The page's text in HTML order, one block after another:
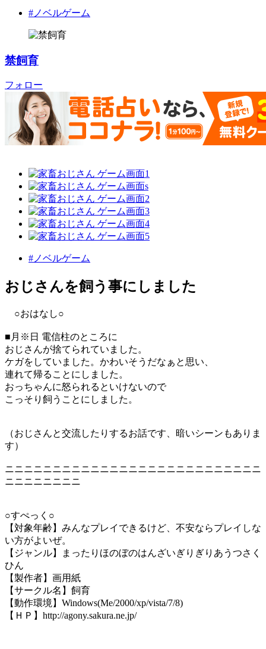
#ノベルゲーム
禁飼育
フォロー
#ノベルゲーム
おじさんを飼う事にしました
○おはなし○
■月※日 電信柱のところに
おじさんが捨てられていました。
ケガをしていました。かわいそうだなぁと思い、
連れて帰ることにしました。
おっちゃんに怒られるといけないので
こっそり飼うことにしました。
（おじさんと交流したりするお話です、暗いシーンもありま
す）
ニニニニニニニニニニニニニニニニニニニニニニニニニニニ
ニニニニニニニニ
○すぺっく○
【対象年齢】みんなプレイできるけど、不安ならプレイしな
い方がよいぜ。
【ジャンル】まったりほのぼのはんざいぎりぎりあうつさく
ひん
【製作者】画用紙
【サークル名】飼育
【動作環境】Windows(Me/2000/xp/vista/7/8)
【ＨＰ】http://agony.sakura.ne.jp/